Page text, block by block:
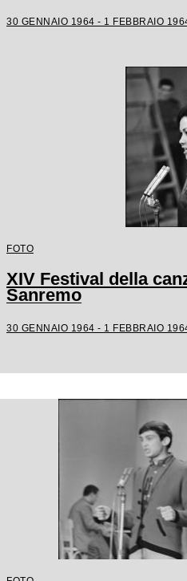
30 GENNAIO 1964 - 1 FEBBRAIO
FOTO
XIV Festival della
Sanremo
30 GENNAIO 1964 - 1 FEBBRAIO